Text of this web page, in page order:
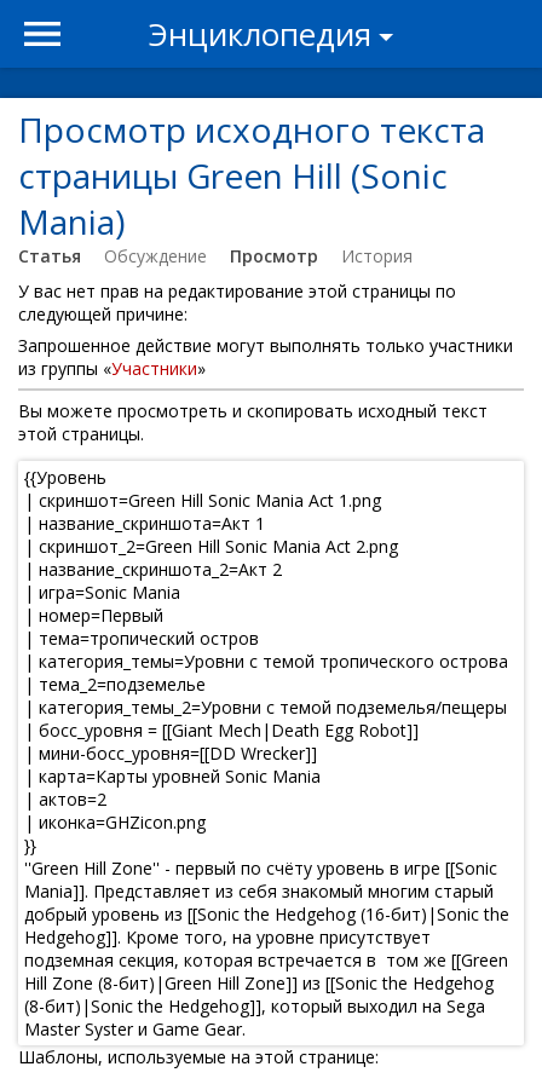
Энциклопедия
Просмотр исходного текста
страницы Green Hill (Sonic
Mania)
Статья Обсуждение Просмотр
История
У вас нет прав на редактирование этой страницы по
следующей причине:
Запрошенное действие могут выполнять только участники
из группы «Участники»
Вы можете просмотреть и скопировать исходный текст
этой страницы.
Шаблоны, используемые на этой странице: